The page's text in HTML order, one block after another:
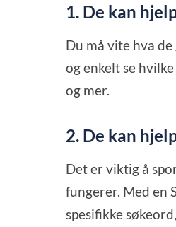
1. De kan
Du må vite hva
og enkelt se
og mer.
2. De kan
Det er viktig å
fungerer. Med en
spesifikke